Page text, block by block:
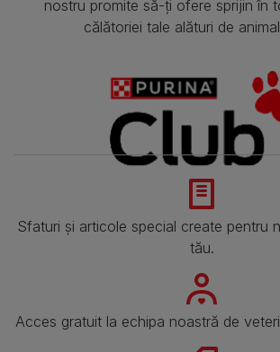
nostru promite să-ți ofere sprijin în
călătoriei tale alături de
Sfaturi și articole special create pentru
tău.
Acces gratuit la echipa noastră de